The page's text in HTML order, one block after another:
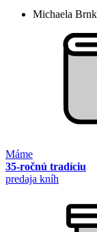
Michaela
Máme
35-ročnú tradíciu
predaja kníh